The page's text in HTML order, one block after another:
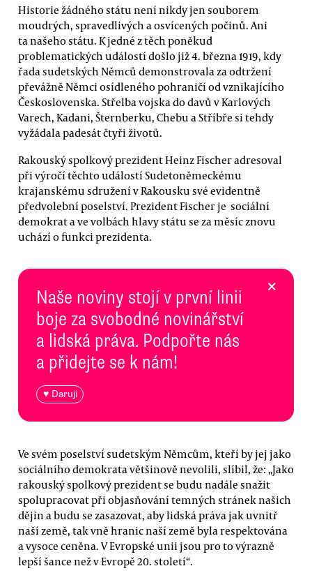
Historie žádného státu není nikdy jen souborem
moudrých, spravedlivých a osvícených počinů. Ani
ta našeho státu. K jedné z těch poněkud
problematických událostí došlo již 4. března 1919, kdy
řada sudetských Němců demonstrovala za odtržení
převážně Němci osídleného pohraničí od vznikajícího
Československa. Střelba vojska do davů v Karlových
Varech, Kadani, Šternberku, Chebu a Stříbře si tehdy
vyžádala padesát čtyři životů.
Rakouský spolkový prezident Heinz Fischer adresoval
při výročí těchto událostí Sudetoněmeckému
krajanskému sdružení v Rakousku své evidentně
předvolební poselství. Prezident Fischer je sociální
demokrat a ve volbách hlavy státu se za měsíc znovu
uchází o funkci prezidenta.
Naše noviny stojí v první linii
boje za svobodné novinářství
a lidská práva. Podpořte nás
a přidejte se k nám!
♥ Daruji
×
Ve svém poselství sudetským Němcům, kteří by jej jako
sociálního demokrata většinově nevolili, slíbil, že: „Jako
rakouský spolkový prezident se budu nadále snažit
spolupracovat při objasňování temných stránek našich
dějin a budu se zasazovat, aby lidská práva jak uvnitř
naší země, tak vně hranic naší země byla respektována
a vysoce ceněna. V Evropské unii jsou pro to výrazně
lepší šance než v Evropě 20. století“.